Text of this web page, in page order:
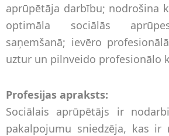
aprūpētāja darbību; nodrošina
optimāla sociālās
saņemšanā; ievēro
uztur un pilnveido profesionālo
Profesijas apraksts:
Sociālais aprūpētājs ir
pakalpojumu sniedzēja, kas ir